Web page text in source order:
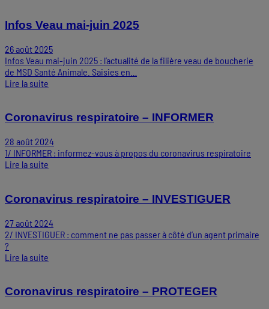
Infos Veau mai-juin 2025
26 août 2025
Infos Veau mai-juin 2025 : l’actualité de la filière veau de boucherie
de MSD Santé Animale. Saisies en…
Lire la suite
Coronavirus respiratoire – INFORMER
28 août 2024
1/ INFORMER : informez-vous à propos du coronavirus respiratoire
Lire la suite
Coronavirus respiratoire – INVESTIGUER
27 août 2024
2/ INVESTIGUER : comment ne pas passer à côté d’un agent primaire
?
Lire la suite
Coronavirus respiratoire – PROTEGER